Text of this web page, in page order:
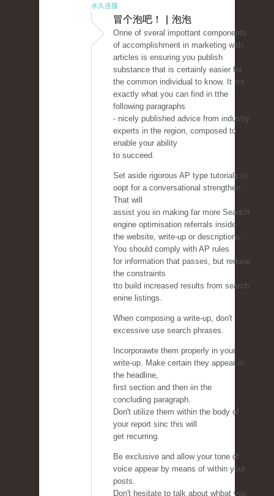
永久连接
冒个泡吧！ | 泡泡
Onne of sveral impottant components
of accomplishment in marketing with
articles is ensuring you publish
substance that is certainly easier for
the common individual to know. It iss
exactly what you can find in tthe
following paragraphs
- nicely published advice from industry
experts in the region, composed to
enable your ability
to succeed.
Set aside rigorous AP type tutorials to
oopt for a conversational strengthen.
That will
assist you iin making far more Seadch
engine optimisation referrals inside
the website, write-up or descriptions.
You should comply with AP rules
for information that passes, but reduce
the constraints
tto build increased results from search
enine listings.
When composing a write-up, don't
excessive use search phrases.
Incorporawte them properly in your
write-up. Make certain they appear in
the headline,
first section and then iin the
concluding paragraph.
Don't utilize them within the body of
your report sinc this will
get recurring.
Be exclusive and allow your tone of
voice appear by means of within your
posts.
Don't hesitate to talk about whbat you